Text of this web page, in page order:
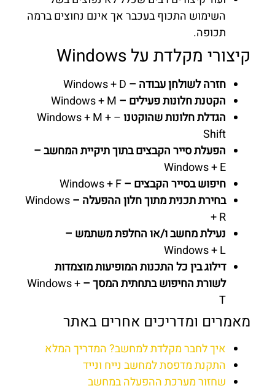
השימוש התכוף בעכבר אך אינם נחוצים ברמה
תכופה.
קיצורי מקלדת על Windows
חזרה לשולחן עבודה – Windows + D
הקטנת חלונות פעילים –
הגדלת חלונות שהוקטנו
– Windows + M +
Shift
הפעלת סייר הקבצים בתוך תיקיית המחשב –
Windows + E
חיפוש בסייר הקבצים –
בחירת תכנית מתוך חלון ההפעלה –Windows
+ R
נעילת מחשב ו/או החלפת משתמש –
Windows + L
דילוג בין כל התכנות המופיעות מוצמדות
לשורת החיפוש בתחתית המסך –Windows +
T
מאמרים ומדריכים אחרים באתר
איך לחבר מקלדת למחשב? המדריך המלא
התקנת מדפסת למחשב נייח ונייד
שחזור מערכת ההפעלה במחשב